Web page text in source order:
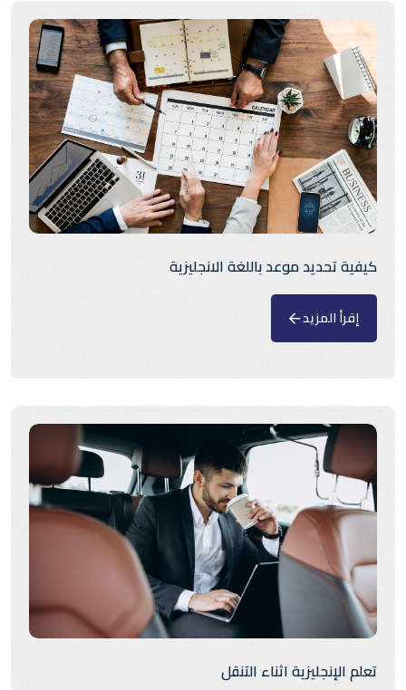
كيفية تحديد موعد باللغة الانجليزية
إقرأ المزيد
تعلم الإنجليزية اثناء التنقل